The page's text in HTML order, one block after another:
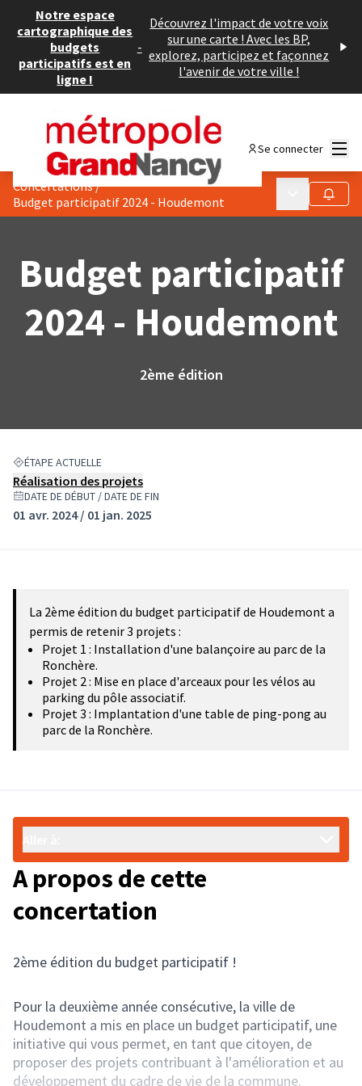
Notre espace
cartographique des
budgets
participatifs est en
ligne !
-
Découvrez l'impact de votre voix
sur une carte ! Avec les BP,
explorez, participez et façonnez
l'avenir de votre ville !
Se connecter
Concertations/
Budget participatif 2024 - Houdemont
Menu Suivre
Budget participatif
2024 - Houdemont
2ème édition
ÉTAPE ACTUELLE
Réalisation des projets
DATE DE DÉBUT / DATE DE FIN
01 avr. 2024 / 01 jan. 2025
La 2ème édition du budget participatif de Houdemont a
permis de retenir 3 projets :
Projet 1 : Installation d'une balançoire au parc de la
Ronchère.
Projet 2 : Mise en place d'arceaux pour les vélos au
parking du pôle associatif.
Projet 3 : Implantation d'une table de ping-pong au
parc de la Ronchère.
A propos de cette
concertation
2ème édition du budget participatif !
Pour la deuxième année consécutive, la ville de
Houdemont a mis en place un budget participatif, une
initiative qui vous permet, en tant que citoyen, de
proposer des projets contribuant à l'amélioration et au
développement du cadre de vie de la commune.